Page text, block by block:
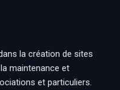
la création de sites
maintenance et
et particuliers.